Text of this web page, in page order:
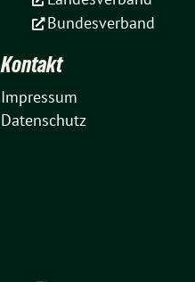
Bundesverband
Kontakt
Impressum
Datenschutz